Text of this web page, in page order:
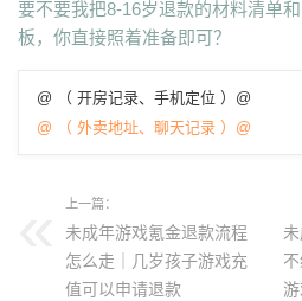
要不要我把8-16岁退款的材料清单
板，你直接照着准备即可？
@ （ 开房记录、手机定位 ）@
@ （ 外卖地址、聊天记录 ）@
上一篇：
未成年游戏氪金退款流程
怎么走｜几岁孩子游戏充
值可以申请退款